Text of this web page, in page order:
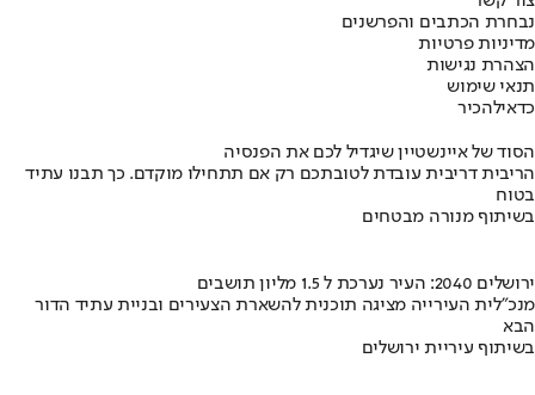
נבחרת הכתבים והפרשנים
מדיניות פרטיות
הצהרת נגישות
תנאי שימוש
כדאילהכיר
הסוד של איינשטיין שיגדיל לכם את הפנסיה
הריבית דריבית עובדת לטובתכם רק אם תתחילו מוקדם. כך תבנו עתיד
בטוח
בשיתוף מנורה מבטחים
ירושלים 2040: העיר נערכת ל 1.5 מליון תושבים
מנכ"לית העירייה מציגה תוכנית להשארת הצעירים ובניית עתיד הדור
הבא
בשיתוף עיריית ירושלים